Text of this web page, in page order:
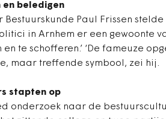
en beledigen
Bestuurskunde Paul Frissen
in Arnhem er een gewoonte
te schofferen.’ ‘De fameuze
maar treffende symbool, zei hij.
stapten op
onderzoek naar de